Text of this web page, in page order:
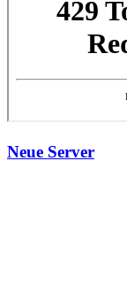
Neue Server